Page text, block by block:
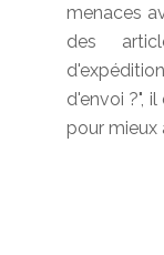
menaces
des
d'envoi ?",
pour mieux